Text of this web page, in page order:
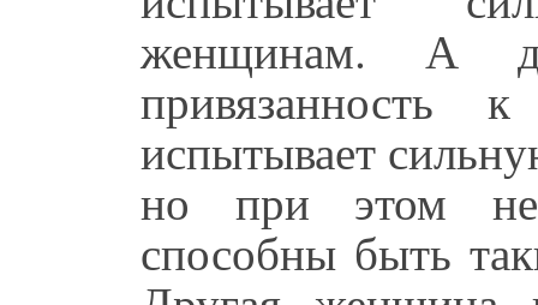
женщинам. А
испытывает
но при этом не
способны быть